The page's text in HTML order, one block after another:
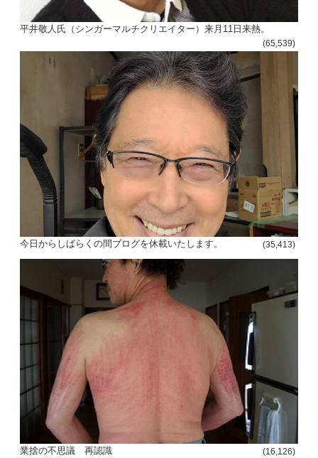
平井敬人氏（シンガーマルチクリエイター）来月11日来熱。
(65,539)
今日からしばらくの間ブログを休載いたします。 (35,413)
業捨の不思議 再認識 (16,126)